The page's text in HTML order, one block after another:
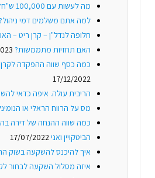
מה לעשות עם 100,000 ש"ח?
למה אתם משלמים דמי
חלופה לנדל"ן – קרן ריט –
האם תחזיות מתממשות?
כמה כסף שווה ההפקדה
17/12/2022
הריבית עולה. איפה כדאי
מס על הרווח הראלי או
כמה שווה ההנחה של דירה
הביטקויין ואני17/07/2022
איך להיכנס להשקעה בשוק
איזה מסלול השקעה לבחור